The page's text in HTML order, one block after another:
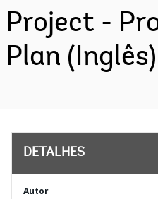
Project -
Plan (Inglês)
DETALHES
Autor